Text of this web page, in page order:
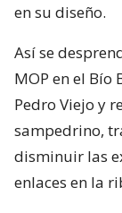
en su diseño.
Así se
MOP en el Bío
Pedro Viejo y
sampedrino,
disminuir las
enlaces en la